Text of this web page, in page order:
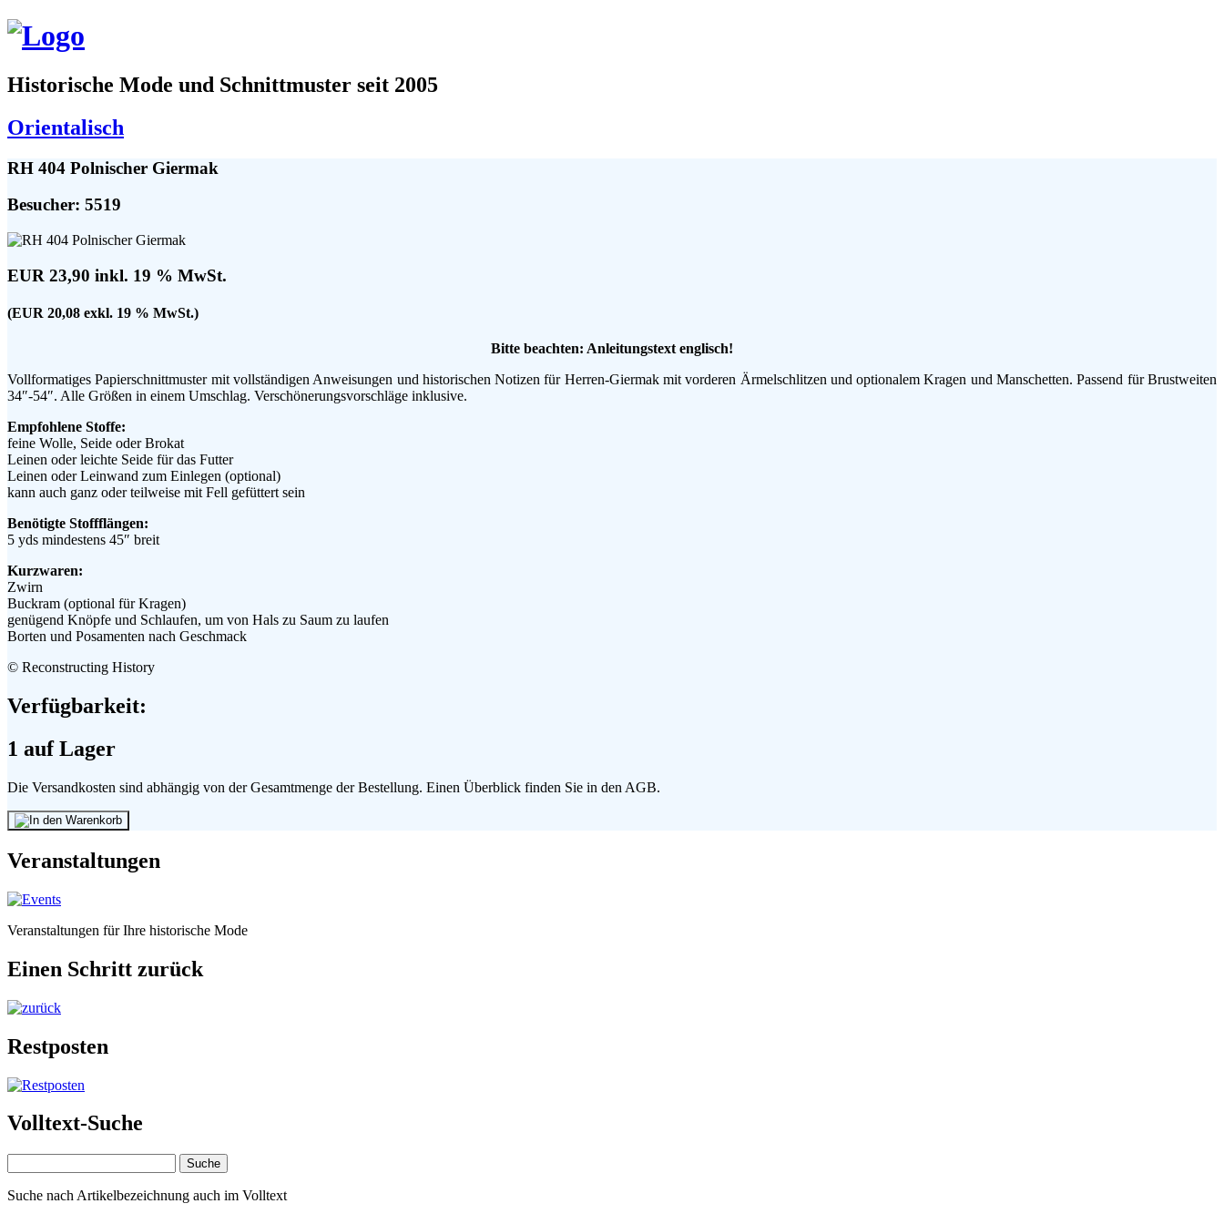
Historische Mode und Schnittmuster seit 2005
Orientalisch
RH 404 Polnischer Giermak
Besucher: 5519
EUR 23,90 inkl. 19 % MwSt.
(EUR 20,08 exkl. 19 % MwSt.)
Bitte beachten: Anleitungstext englisch!
Vollformatiges Papierschnittmuster mit vollständigen Anweisungen und historischen Notizen für Herren-Giermak mit vorderen Ärmelschlitzen und optionalem Kragen und Manschetten. Passend für Brustweiten
34″-54″. Alle Größen in einem Umschlag. Verschönerungsvorschläge inklusive.
Empfohlene Stoffe:
feine Wolle, Seide oder Brokat
Leinen oder leichte Seide für das Futter
Leinen oder Leinwand zum Einlegen (optional)
kann auch ganz oder teilweise mit Fell gefüttert sein
Benötigte Stoffflängen:
5 yds mindestens 45″ breit
Kurzwaren:
Zwirn
Buckram (optional für Kragen)
genügend Knöpfe und Schlaufen, um von Hals zu Saum zu laufen
Borten und Posamenten nach Geschmack
© Reconstructing History
Verfügbarkeit:
1 auf Lager
Die Versandkosten sind abhängig von der Gesamtmenge der Bestellung. Einen Überblick finden Sie in den AGB.
Veranstaltungen
Veranstaltungen für Ihre historische Mode
Einen Schritt zurück
Restposten
Volltext-Suche
Suche nach Artikelbezeichnung auch im Volltext